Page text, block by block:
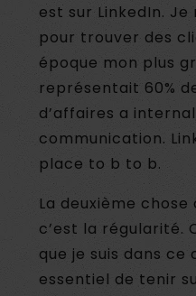
est sur LinkedIn. Je
pour trouver des
époque mon plus
représentait 60%
d’affaires a
communication.
place to b to b.
La deuxième
c’est la régularité.
que je suis dans ce
essentiel de tenir